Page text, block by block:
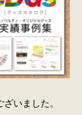
いました。